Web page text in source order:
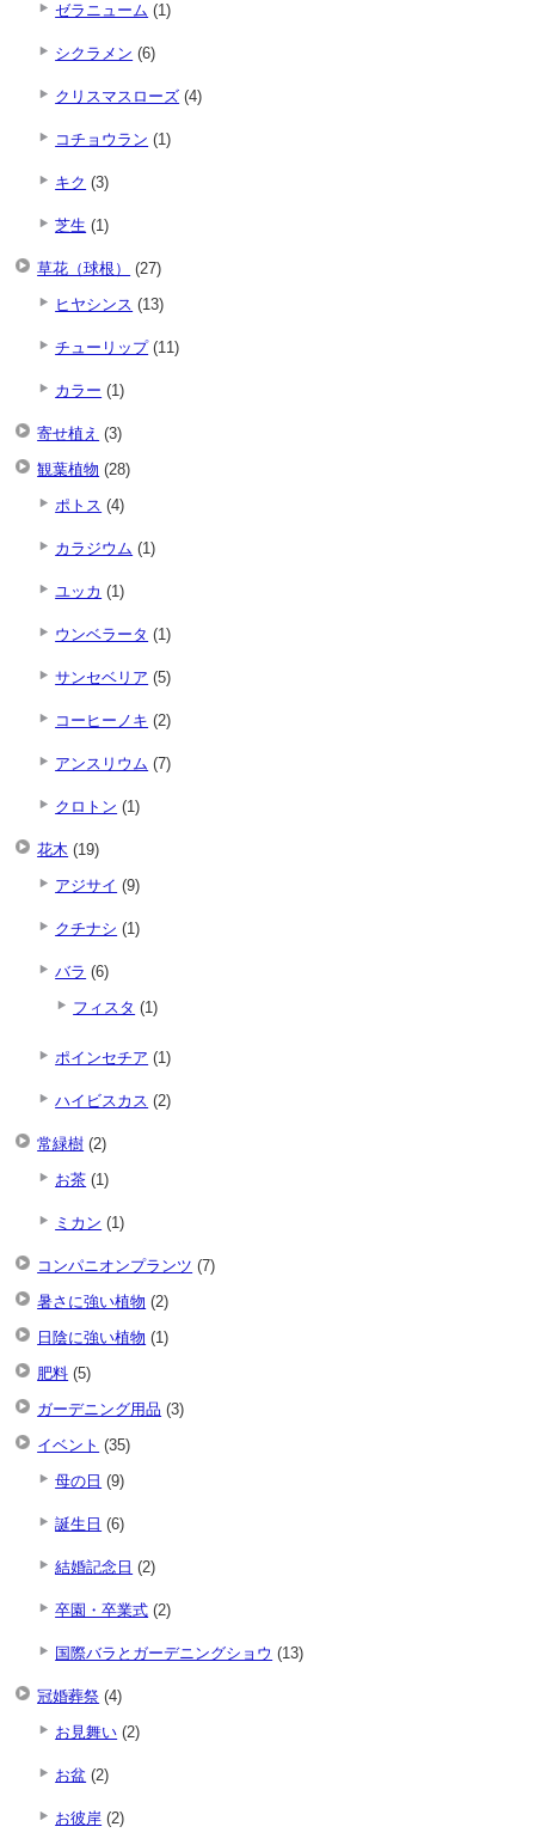
ゼラニューム (1)
シクラメン (6)
クリスマスローズ (4)
コチョウラン (1)
キク (3)
芝生 (1)
草花（球根）
(27)
ヒヤシンス (13)
チューリップ(11)
カラー (1)
寄せ植え (3)
観葉植物 (28)
ポトス (4)
カラジウム (1)
ユッカ (1)
ウンベラータ (1)
サンセベリア (5)
コーヒーノキ (2)
アンスリウム (7)
クロトン (1)
花木 (19)
アジサイ (9)
クチナシ (1)
バラ (6)
フィスタ (1)
ポインセチア (1)
ハイビスカス (2)
常緑樹 (2)
お茶 (1)
ミカン (1)
コンパニオンプランツ (7)
暑さに強い植物 (2)
日陰に強い植物 (1)
肥料 (5)
ガーデニング用品 (3)
イベント (35)
母の日 (9)
誕生日 (6)
結婚記念日 (2)
卒園・卒業式 (2)
国際バラとガーデニングショウ (13)
冠婚葬祭 (4)
お見舞い (2)
お盆 (2)
お彼岸 (2)